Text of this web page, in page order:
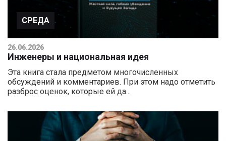
СРЕДА
26.06.2026
Инженеры и национальная идея
Эта книга стала предметом многочисленных
обсуждений и комментариев. При этом надо отметить
разброс оценок, которые ей да...